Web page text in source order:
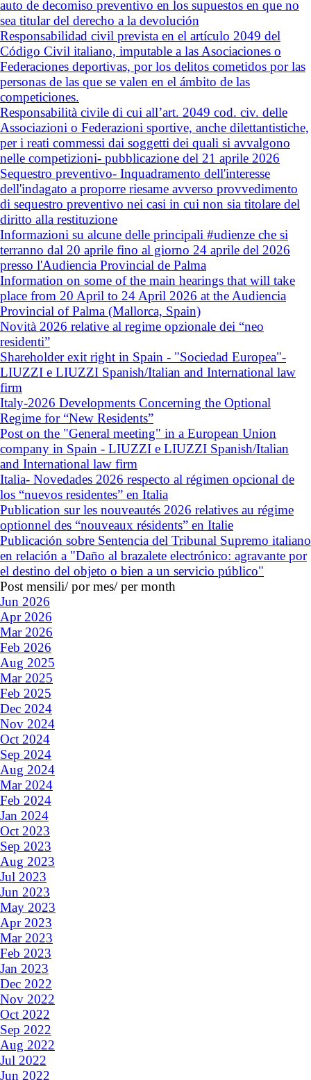
auto de decomiso preventivo en los supuestos en que no
sea titular del derecho a la devolución
Responsabilidad civil prevista en el artículo 2049 del
Código Civil italiano, imputable a las Asociaciones o
Federaciones deportivas, por los delitos cometidos por las
personas de las que se valen en el ámbito de las
competiciones.
Responsabilità civile di cui all’art. 2049 cod. civ. delle
Associazioni o Federazioni sportive, anche dilettantistiche,
per i reati commessi dai soggetti dei quali si avvalgono
nelle competizioni- pubblicazione del 21 aprile 2026
Sequestro preventivo- Inquadramento dell'interesse
dell'indagato a proporre riesame avverso provvedimento
di sequestro preventivo nei casi in cui non sia titolare del
diritto alla restituzione
Informazioni su alcune delle principali #udienze che si
terranno dal 20 aprile fino al giorno 24 aprile del 2026
presso l'Audiencia Provincial de Palma
Information on some of the main hearings that will take
place from 20 April to 24 April 2026 at the Audiencia
Provincial of Palma (Mallorca, Spain)
Novità 2026 relative al regime opzionale dei “neo
residenti”
Shareholder exit right in Spain - "Sociedad Europea"-
LIUZZI e LIUZZI Spanish/Italian and International law
firm
Italy-2026 Developments Concerning the Optional
Regime for “New Residents”
Post on the "General meeting" in a European Union
company in Spain - LIUZZI e LIUZZI Spanish/Italian
and International law firm
Italia- Novedades 2026 respecto al régimen opcional de
los “nuevos residentes” en Italia
Publication sur les nouveautés 2026 relatives au régime
optionnel des “nouveaux résidents” en Italie
Publicación sobre Sentencia del Tribunal Supremo italiano
en relación a "Daño al brazalete electrónico: agravante por
el destino del objeto o bien a un servicio público"
Post mensili/ por mes/ per month
Jun 2026
Apr 2026
Mar 2026
Feb 2026
Aug 2025
Mar 2025
Feb 2025
Dec 2024
Nov 2024
Oct 2024
Sep 2024
Aug 2024
Mar 2024
Feb 2024
Jan 2024
Oct 2023
Sep 2023
Aug 2023
Jul 2023
Jun 2023
May 2023
Apr 2023
Mar 2023
Feb 2023
Jan 2023
Dec 2022
Nov 2022
Oct 2022
Sep 2022
Aug 2022
Jul 2022
Jun 2022